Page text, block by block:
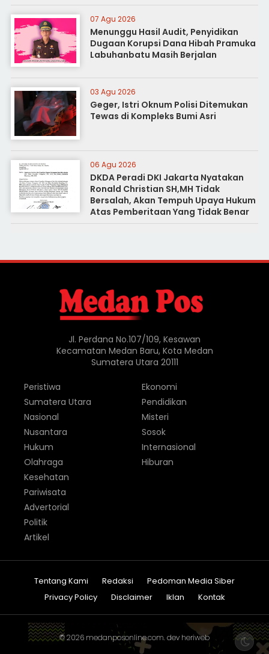
07 Agu 2026
Menunggu Hasil Audit, Penyidikan
Dugaan Korupsi Dana Hibah Pramuka
Labuhanbatu Masih Berjalan
03 Agu 2026
Geger, Istri Oknum Polisi Ditemukan
Tewas di Kompleks Bumi Asri
06 Agu 2026
DKDA Peradi DKI Jakarta Nyatakan
Ronald Christian SH,MH Tidak
Bersalah, Akan Tempuh Upaya Hukum
Atas Pemberitaan Yang Tidak Benar
Jl. Perdana No.107/109, Kesawan
Kecamatan Medan Baru, Kota Medan
Sumatera Utara 20111
Peristiwa
Sumatera Utara
Nasional
Nusantara
Hukum
Olahraga
Ekonomi
Pendidikan
Misteri
Sosok
Internasional
Hiburan
Kesehatan
Pariwisata
Advertorial
Politik
Artikel
Tentang Kami Redaksi
Pedoman Media Siber
Privacy Policy
Disclaimer Iklan Kontak
© 2026 medanposonline.com. dev heriweb